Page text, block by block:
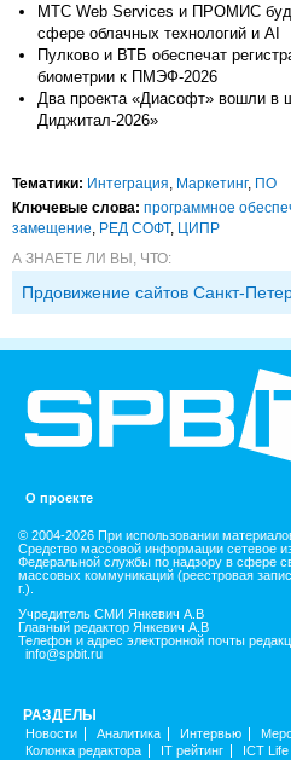
МТС Web Services и ПРОМИС
сфере облачных технологий и AI
Пулково и ВТБ обеспечат
биометрии к ПМЭФ-2026
Два проекта «Диасофт» вошли в
Диджитал-2026»
Тематики: Интеграция, Маркетинг, ПО
Ключевые слова: программное
замещение, РЕД СОФТ, ЦИПР
А ЗНАЕТЕ ЛИ ВЫ, ЧТО:
Прдовижение сайтов Санкт-
О проекте
© 2004-2026 При использовании
Средство массовой информации сетевое
Федеральной службы по надзору в сфере
массовых коммуникаций (реестровая
г.).
Учредитель СМИ Янкевич А.В
Главный редактор Янкевич А.В
Телефон и адрес электронной почты
info@spbit.ru
РАЗДЕЛЫ
Новости Аналитика Интервью
Колонка редактора
IT рейтинг ICT Life